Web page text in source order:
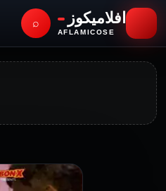
افلاميكوز
AFLAMICOSE
⌕